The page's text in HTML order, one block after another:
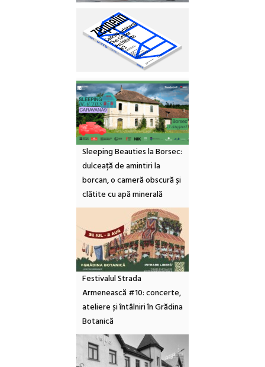
Sleeping Beauties la Borsec:
dulceață de amintiri la
borcan, o cameră obscură și
clătite cu apă minerală
Festivalul Strada
Armenească #10: concerte,
ateliere și întâlniri în Grădina
Botanică